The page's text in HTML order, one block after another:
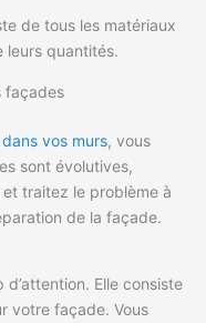
de tous les matériaux
leurs quantités.
façades
vos murs, vous
sont évolutives,
et traitez le problème à
de la façade.
Elle consiste
votre façade. Vous